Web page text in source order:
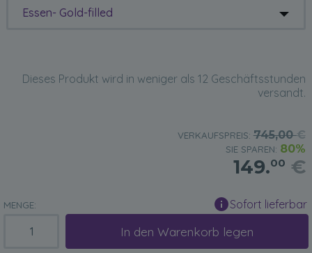
Essen- Gold-filled
Dieses Produkt wird in weniger als 12 Geschäftsstunden
versandt.
VERKAUFSPREIS: 745,00€
SIE SPAREN: 80%
149.00 €
MENGE: Sofort lieferbar
In den Warenkorb legen